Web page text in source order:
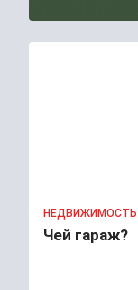
НЕДВИЖИМОСТЬ
Чей гараж?